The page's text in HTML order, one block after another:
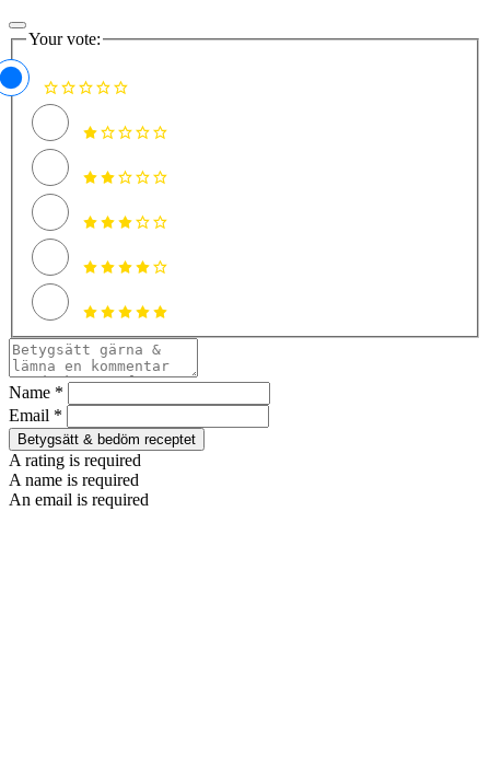
Your vote:
Name *
Email *
Betygsätt & bedöm receptet
A rating is required
A name is required
An email is required